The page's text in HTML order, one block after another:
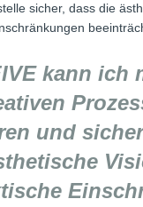
sicher, dass die
kann ich
und